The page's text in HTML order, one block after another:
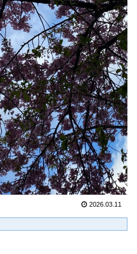
2026.03.11